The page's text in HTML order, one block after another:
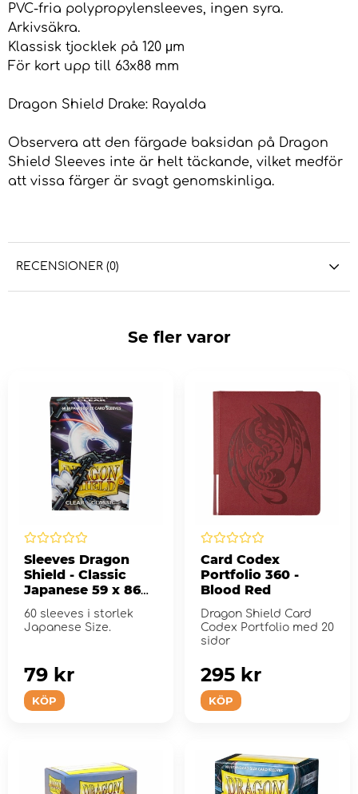
PVC-fria polypropylensleeves, ingen syra.
Arkivsäkra.
Klassisk tjocklek på 120 μm
För kort upp till 63x88 mm
Dragon Shield Drake: Rayalda
Observera att den färgade baksidan på Dragon
Shield Sleeves inte är helt täckande, vilket medför
att vissa färger är svagt genomskinliga.
RECENSIONER (0)
Se fler varor
Sleeves Dragon
Shield - Classic
Japanese 59 x 86
mm Clear
60 sleeves i storlek
Japanese Size.
KÖP
79 kr
Card Codex
Portfolio 360 -
Blood Red
Dragon Shield Card
Codex Portfolio med 20
sidor
KÖP
295 kr